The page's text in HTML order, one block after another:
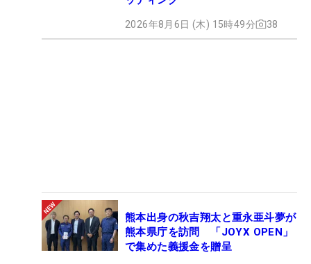
2026年8月6日 (木) 15時49分 38
熊本出身の秋吉翔太と重永亜斗夢が
熊本県庁を訪問 「JOYX OPEN」
で集めた義援金を贈呈